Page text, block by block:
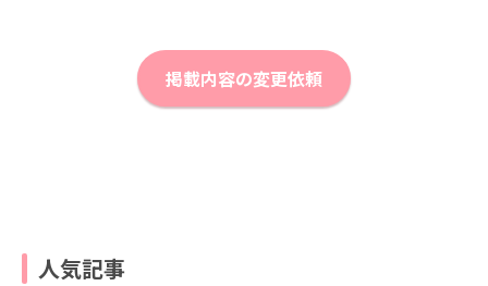
掲載内容の変更依頼
人気記事